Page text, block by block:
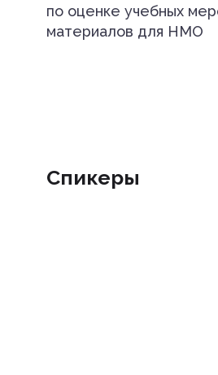
по оценке учебных
материалов для НМО
Спикеры